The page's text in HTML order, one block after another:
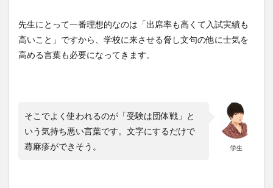
先生にとって一番理想的なのは「出席率も高くて入試実績も
高いこと」ですから、学校に来させる脅し文句の他に士気を
高める言葉も必要になってきます。
学生
そこでよく使われるのが「受験は団体戦」と
いう気持ち悪い言葉です。文字にするだけで
蕁麻疹ができそう。